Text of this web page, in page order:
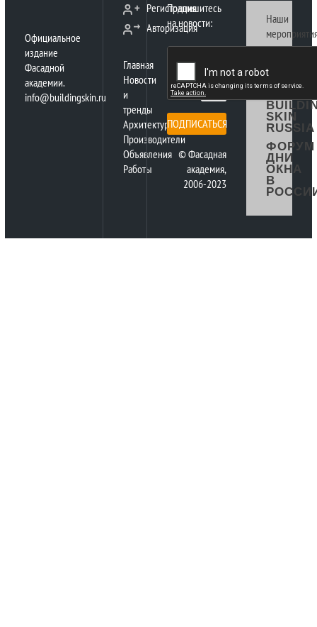
Официальное
издание
Фасадной
академии.
info@buildingskin.ru
Регистрация
Авторизация
Главная
Новости
и
тренды
Архитектура
Производители
Объявления
Работы
Подпишитесь
на новости:
ПОДПИСАТЬСЯ
© Фасадная
академия,
2006-2023
Наши
SKIN
RUSSIA
ФОРУМ
ДНИ
ОКНА
В